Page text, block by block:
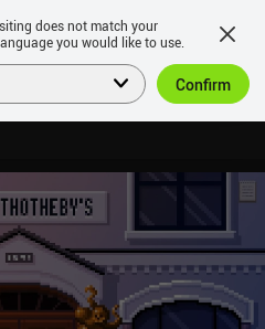
does not match your
you would like to use.
Confirm